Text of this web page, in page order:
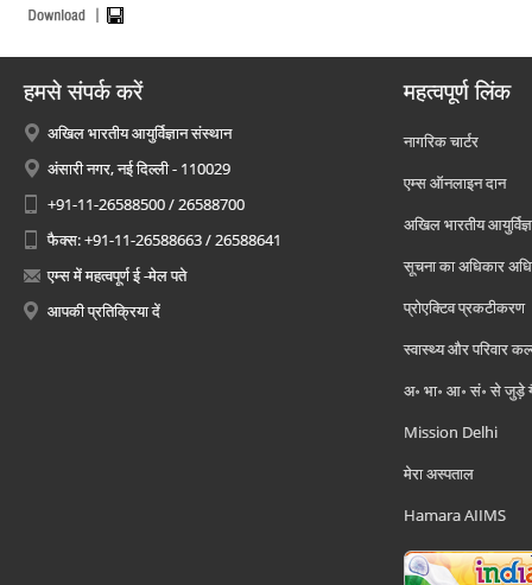
हमसे संपर्क करें
अखिल भारतीय आयुर्विज्ञान संस्थान
अंसारी नगर, नई दिल्ली - 110029
+91-11-26588500 / 26588700
फैक्स: +91-11-26588663 / 26588641
एम्स में महत्वपूर्ण ई -मेल पते
आपकी प्रतिक्रिया दें
महत्वपूर्ण लिंक
नागरिक चार्टर
एम्स ऑनलाइन दान
अखिल भारतीय
सूचना का अधिकार
प्रोएक्टिव प्रकटीकरण
स्वास्थ्य और परिवार
अ॰ भा॰ आ॰ सं॰ से जुड़े
Mission Delhi
मेरा अस्पताल
Hamara AIIMS